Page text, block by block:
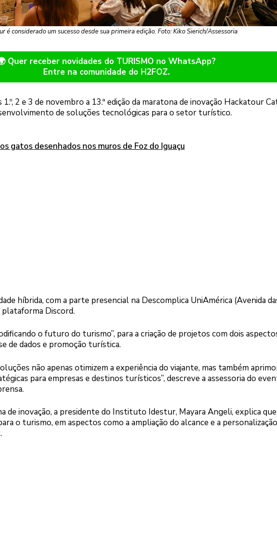
é considerado um sucesso desde sua primeira edição. Foto: Kiko Sierich/Assessoria
Quer receber novidades do TURISMO no WhatsApp?
Entre na comunidade do H2FOZ.
1.º, 2 e 3 de novembro a 13.ª edição da maratona de inovação Hackatour
de soluções tecnológicas para o setor turístico.
gatos desenhados nos muros de Foz do Iguaçu
híbrida, com a parte presencial na Descomplica UniAmérica (Avenida
Discord.
o futuro do turismo”, para a criação de projetos com dois
de dados e promoção turística.
não apenas otimizem a experiência do viajante, mas também
para empresas e destinos turísticos”, descreve a assessoria do
de inovação, a presidente do Instituto Idestur, Mayara Angeli, explica
o turismo, em aspectos como a ampliação do alcance e a
.